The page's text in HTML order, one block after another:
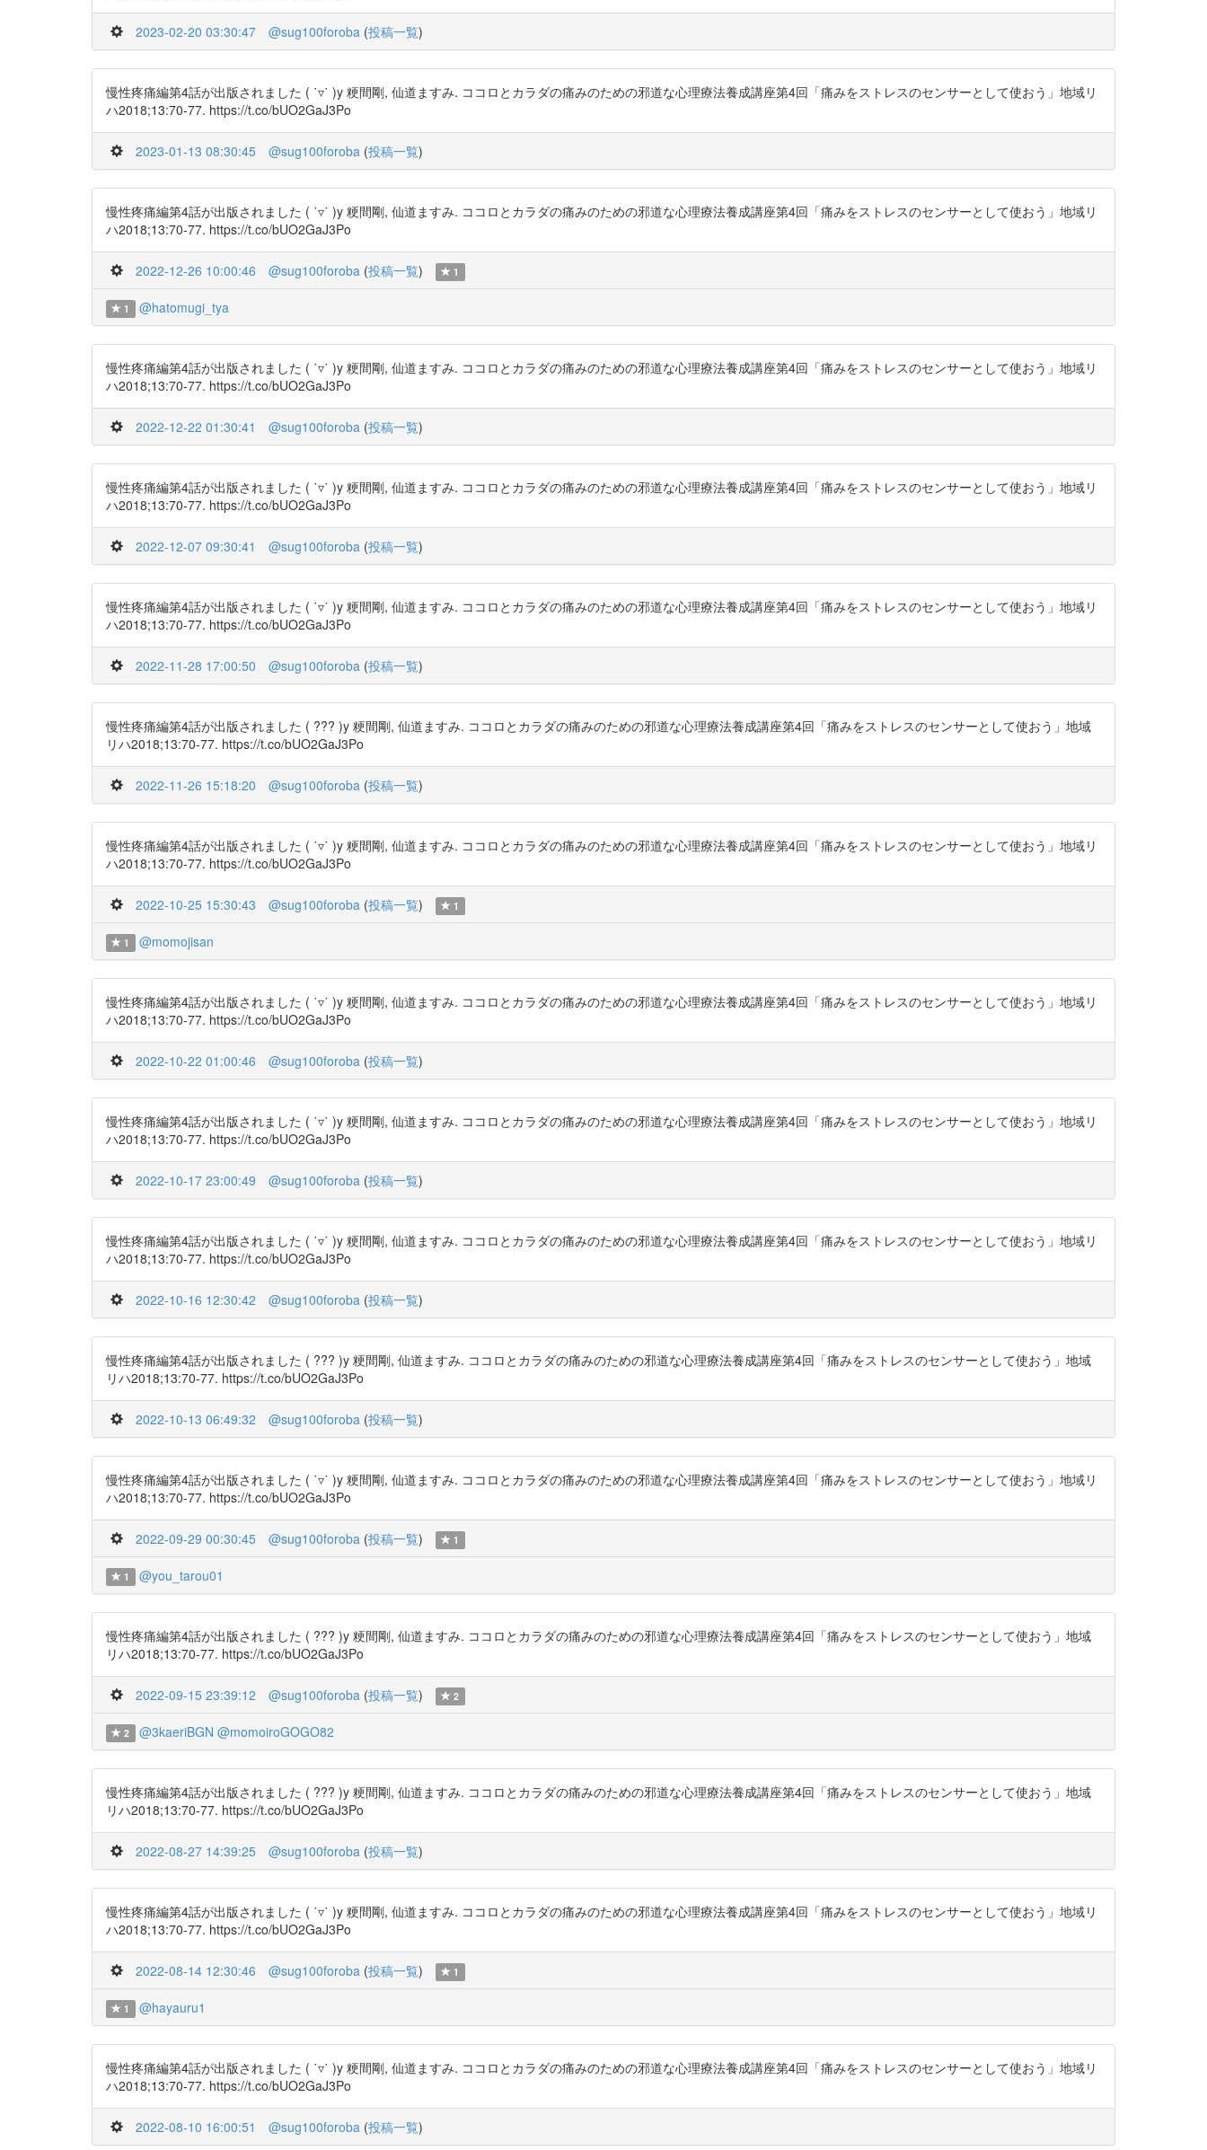
2023-02-20 03:30:47 @sug100foroba (投稿一覧)
慢性疼痛編第4話が出版されました ( ˙▿˙ )y 粳間剛, 仙道ますみ. ココロとカラダの痛みのための邪道な心理療法養成講座第4回「痛みをストレスのセンサーとして使おう」地域リ
ハ2018;13:70-77. https://t.co/bUO2GaJ3Po
2023-01-13 08:30:45 @sug100foroba (投稿一覧)
慢性疼痛編第4話が出版されました ( ˙▿˙ )y 粳間剛, 仙道ますみ. ココロとカラダの痛みのための邪道な心理療法養成講座第4回「痛みをストレスのセンサーとして使おう」地域リ
ハ2018;13:70-77. https://t.co/bUO2GaJ3Po
2022-12-26 10:00:46 @sug100foroba (投稿一覧) 1
1 @hatomugi_tya
慢性疼痛編第4話が出版されました ( ˙▿˙ )y 粳間剛, 仙道ますみ. ココロとカラダの痛みのための邪道な心理療法養成講座第4回「痛みをストレスのセンサーとして使おう」地域リ
ハ2018;13:70-77. https://t.co/bUO2GaJ3Po
2022-12-22 01:30:41 @sug100foroba (投稿一覧)
慢性疼痛編第4話が出版されました ( ˙▿˙ )y 粳間剛, 仙道ますみ. ココロとカラダの痛みのための邪道な心理療法養成講座第4回「痛みをストレスのセンサーとして使おう」地域リ
ハ2018;13:70-77. https://t.co/bUO2GaJ3Po
2022-12-07 09:30:41 @sug100foroba (投稿一覧)
慢性疼痛編第4話が出版されました ( ˙▿˙ )y 粳間剛, 仙道ますみ. ココロとカラダの痛みのための邪道な心理療法養成講座第4回「痛みをストレスのセンサーとして使おう」地域リ
ハ2018;13:70-77. https://t.co/bUO2GaJ3Po
2022-11-28 17:00:50 @sug100foroba (投稿一覧)
慢性疼痛編第4話が出版されました ( ??? )y 粳間剛, 仙道ますみ. ココロとカラダの痛みのための邪道な心理療法養成講座第4回「痛みをストレスのセンサーとして使おう」地域
リハ2018;13:70-77. https://t.co/bUO2GaJ3Po
2022-11-26 15:18:20 @sug100foroba (投稿一覧)
慢性疼痛編第4話が出版されました ( ˙▿˙ )y 粳間剛, 仙道ますみ. ココロとカラダの痛みのための邪道な心理療法養成講座第4回「痛みをストレスのセンサーとして使おう」地域リ
ハ2018;13:70-77. https://t.co/bUO2GaJ3Po
2022-10-25 15:30:43 @sug100foroba (投稿一覧) 1
1 @momojisan
慢性疼痛編第4話が出版されました ( ˙▿˙ )y 粳間剛, 仙道ますみ. ココロとカラダの痛みのための邪道な心理療法養成講座第4回「痛みをストレスのセンサーとして使おう」地域リ
ハ2018;13:70-77. https://t.co/bUO2GaJ3Po
2022-10-22 01:00:46 @sug100foroba (投稿一覧)
慢性疼痛編第4話が出版されました ( ˙▿˙ )y 粳間剛, 仙道ますみ. ココロとカラダの痛みのための邪道な心理療法養成講座第4回「痛みをストレスのセンサーとして使おう」地域リ
ハ2018;13:70-77. https://t.co/bUO2GaJ3Po
2022-10-17 23:00:49 @sug100foroba (投稿一覧)
慢性疼痛編第4話が出版されました ( ˙▿˙ )y 粳間剛, 仙道ますみ. ココロとカラダの痛みのための邪道な心理療法養成講座第4回「痛みをストレスのセンサーとして使おう」地域リ
ハ2018;13:70-77. https://t.co/bUO2GaJ3Po
2022-10-16 12:30:42 @sug100foroba (投稿一覧)
慢性疼痛編第4話が出版されました ( ??? )y 粳間剛, 仙道ますみ. ココロとカラダの痛みのための邪道な心理療法養成講座第4回「痛みをストレスのセンサーとして使おう」地域
リハ2018;13:70-77. https://t.co/bUO2GaJ3Po
2022-10-13 06:49:32 @sug100foroba (投稿一覧)
慢性疼痛編第4話が出版されました ( ˙▿˙ )y 粳間剛, 仙道ますみ. ココロとカラダの痛みのための邪道な心理療法養成講座第4回「痛みをストレスのセンサーとして使おう」地域リ
ハ2018;13:70-77. https://t.co/bUO2GaJ3Po
2022-09-29 00:30:45 @sug100foroba (投稿一覧) 1
1 @you_tarou01
慢性疼痛編第4話が出版されました ( ??? )y 粳間剛, 仙道ますみ. ココロとカラダの痛みのための邪道な心理療法養成講座第4回「痛みをストレスのセンサーとして使おう」地域
リハ2018;13:70-77. https://t.co/bUO2GaJ3Po
2022-09-15 23:39:12 @sug100foroba (投稿一覧) 2
2 @3kaeriBGN @momoiroGOGO82
慢性疼痛編第4話が出版されました ( ??? )y 粳間剛, 仙道ますみ. ココロとカラダの痛みのための邪道な心理療法養成講座第4回「痛みをストレスのセンサーとして使おう」地域
リハ2018;13:70-77. https://t.co/bUO2GaJ3Po
2022-08-27 14:39:25 @sug100foroba (投稿一覧)
慢性疼痛編第4話が出版されました ( ˙▿˙ )y 粳間剛, 仙道ますみ. ココロとカラダの痛みのための邪道な心理療法養成講座第4回「痛みをストレスのセンサーとして使おう」地域リ
ハ2018;13:70-77. https://t.co/bUO2GaJ3Po
2022-08-14 12:30:46 @sug100foroba (投稿一覧) 1
1 @hayauru1
慢性疼痛編第4話が出版されました ( ˙▿˙ )y 粳間剛, 仙道ますみ. ココロとカラダの痛みのための邪道な心理療法養成講座第4回「痛みをストレスのセンサーとして使おう」地域リ
ハ2018;13:70-77. https://t.co/bUO2GaJ3Po
2022-08-10 16:00:51 @sug100foroba (投稿一覧)